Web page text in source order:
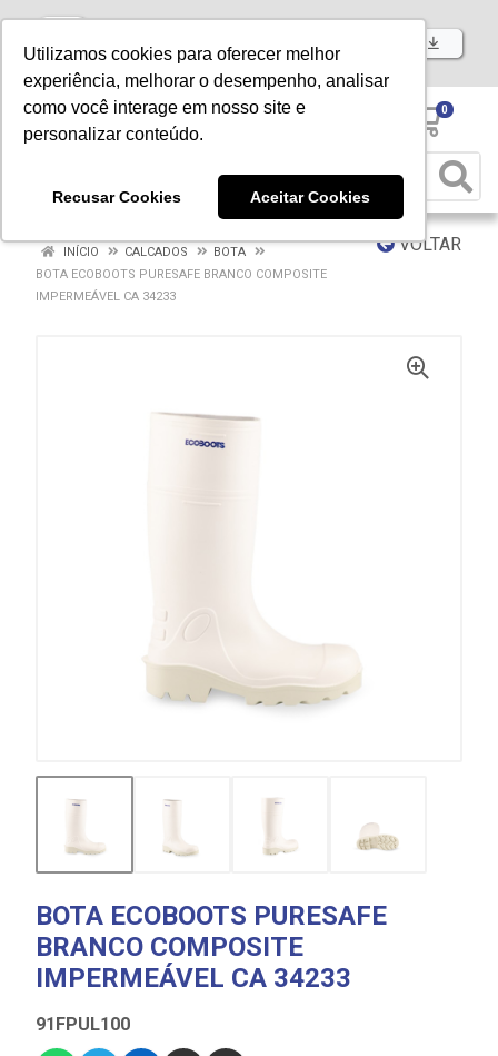
Utilizamos cookies para oferecer melhor
experiência, melhorar o desempenho, analisar
como você interage em nosso site e
personalizar conteúdo.
Recusar Cookies Aceitar Cookies
Baixe já nosso APP
0
VOLTAR
INÍCIO CALCADOS
BOTA
BOTA ECOBOOTS PURESAFE BRANCO COMPOSITE
IMPERMEÁVEL CA 34233
BOTA ECOBOOTS PURESAFE
BRANCO COMPOSITE
IMPERMEÁVEL CA 34233
91FPUL100